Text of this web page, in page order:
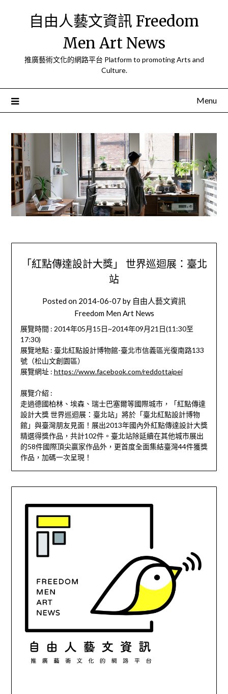
自由人藝文資訊 Freedom
Men Art News
推廣藝術文化的網路平台 Platform to promoting Arts and
Culture.
Menu
「紅點傳達設計大獎」 世界巡迴展：臺北
站
Posted on 2014-06-07 by 自由人藝文資訊
Freedom Men Art News
展覽時間 : 2014年05月15日~2014年09月21日(11:30至
17:30)
展覽地點 : 臺北紅點設計博物館-臺北市信義區光復南路133
號（松山文創園區）
展覽網址 : https://www.facebook.com/reddottaipei
展覽介紹 :
走過德國柏林、埃森、瑞士巴塞爾等國際城市，「紅點傳達
設計大獎 世界巡迴展：臺北站」將於「臺北紅點設計博物
館」與臺灣朋友見面！展出2013年國內外紅點傳達設計大獎
精選得獎作品，共計102件。臺北站除延續在其他城市展出
的58件國際頂尖贏家作品外，更首度全面集結臺灣44件獲獎
作品，加碼一次呈現！